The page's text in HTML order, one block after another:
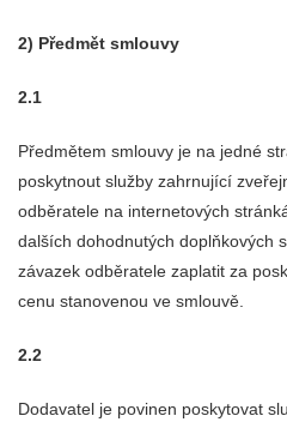
2) Předmět smlouvy
2.1
Předmětem smlouvy je na jedné
poskytnout služby zahrnující
odběratele na internetových
dalších dohodnutých doplňkových
závazek odběratele zaplatit za
cenu stanovenou ve smlouvě.
2.2
Dodavatel je povinen poskytovat